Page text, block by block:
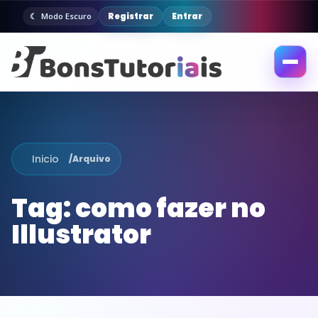
Modo Escuro Registrar Entrar
Abrir
Inicio /Arquivo
Tag:como fazer no
Illustrator